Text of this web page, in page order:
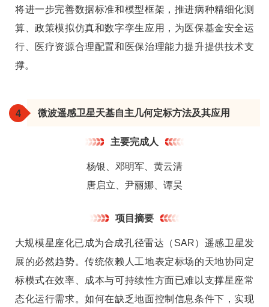
将进一步完善数据标准和模型框架，推进病种精细化测
算、政策模拟仿真和数字孪生应用，为医保基金安全运
行、医疗资源合理配置和医保治理能力提升提供技术支
撑。
4 微波遥感卫星天基自主几何定标方法及其应用
主要完成人
杨银、邓明军、黄云清
唐启立、尹丽娜、谭昊
项目摘要
大规模星座化已成为合成孔径雷达（SAR）遥感卫星发
展的必然趋势。传统依赖人工地表定标场的天地协同定
标模式在效率、成本与可持续性方面已难以支撑星座常
态化运行需求。如何在缺乏地面控制信息条件下，实现